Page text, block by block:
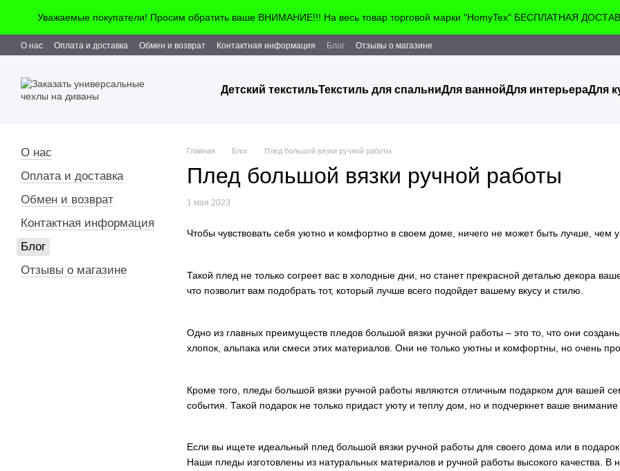
Уважаемые покупатели! Просим обратить ваше ВНИМАНИЕ!!! На весь товар торговой марки "HomyTex" БЕСПЛАТНАЯ
О нас Оплата и доставка Обмен и возврат Контактная информация Блог Отзывы о магазине
Детский текстильТекстиль для спальниДля ваннойДля интерьераДля
Главная Блог Плед большой вязки ручной работы
Плед большой вязки ручной работы
1 мая 2023
Чтобы чувствовать себя уютно и комфортно в своем доме, ничего не может быть лучше, чем
Такой плед не только согреет вас в холодные дни, но станет прекрасной деталью декора
что позволит вам подобрать тот, который лучше всего подойдет вашему вкусу и стилю.
Одно из главных преимуществ пледов большой вязки ручной работы – это то, что они
хлопок, альпака или смеси этих материалов. Они не только уютны и комфортны, но очень
Кроме того, пледы большой вязки ручной работы являются отличным подарком для вашей
события. Такой подарок не только придаст уюту и теплу дом, но и подчеркнет ваше
Если вы ищете идеальный плед большой вязки ручной работы для своего дома или в
Наши пледы изготовлены из натуральных материалов и ручной работы высокого качества.
О нас
Оплата и доставка
Обмен и возврат
Контактная информация
Блог
Отзывы о магазине